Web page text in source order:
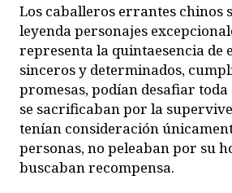
Los caballeros errantes chinos
leyenda personajes
representa la quintaesencia de
sinceros y determinados,
promesas, podían desafiar toda
se sacrificaban por la
tenían consideración
personas, no peleaban por su
buscaban recompensa.